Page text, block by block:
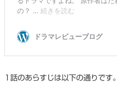
1話のあらすじは以下の通りです。